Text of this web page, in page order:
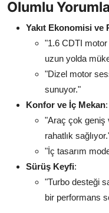
Olumlu
Yakıt Ekonomisi ve
"1.6 CDTI motor
uzun yolda
"Dizel motor
sunuyor."
Konfor ve İç Mekan:
"Araç çok geniş
rahatlık
"İç tasarım
Sürüş Keyfi:
"Turbo desteği
bir performans